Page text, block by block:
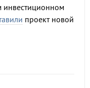
инвестиционном
проект новой